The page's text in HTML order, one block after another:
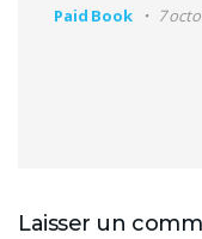
Paid Book 7
Laisser un